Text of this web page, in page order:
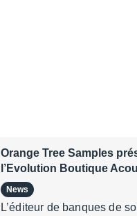
Orange Tree Samples
l’Evolution Boutique
News
L’éditeur de banques de